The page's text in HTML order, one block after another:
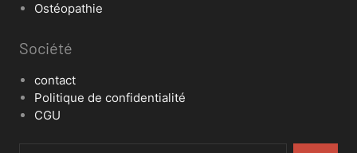
Ostéopathie
Société
contact
Politique de confidentialité
CGU